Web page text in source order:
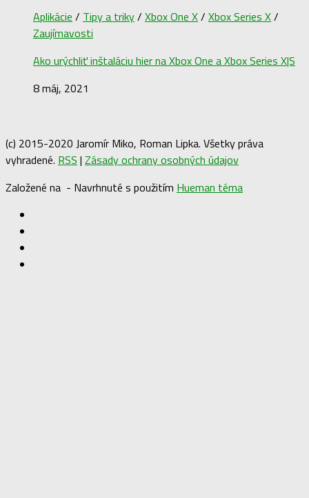
Aplikácie / Tipy a triky/ Xbox One X/ Xbox Series X/
Zaujímavosti
Ako urýchliť inštaláciu hier na Xbox One a Xbox Series X|S
8 máj, 2021
(c) 2015-2020 Jaromír Miko, Roman Lipka. Všetky práva
vyhradené. RSS | Zásady ochrany osobných údajov
Založené na - Navrhnuté s použitím Hueman téma